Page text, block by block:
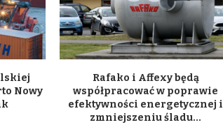
Nowy
Rafako i Affexy będą
współpracować w poprawie
efektywności energetycznej i
zmniejszeniu śladu...